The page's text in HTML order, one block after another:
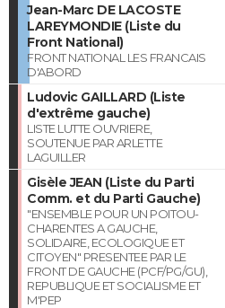
Jean-Marc DE LACOSTE
LAREYMONDIE (Liste du
Front National)
FRONT NATIONAL LES FRANCAIS
D'ABORD
Ludovic GAILLARD (Liste
d'extrême gauche)
LISTE LUTTE OUVRIERE,
SOUTENUE PAR ARLETTE
LAGUILLER
Gisèle JEAN (Liste du Parti
Comm. et du Parti Gauche)
"ENSEMBLE POUR UN POITOU-
CHARENTES A GAUCHE,
SOLIDAIRE, ECOLOGIQUE ET
CITOYEN" PRESENTEE PAR LE
FRONT DE GAUCHE (PCF/PG/GU),
REPUBLIQUE ET SOCIALISME ET
M'PEP